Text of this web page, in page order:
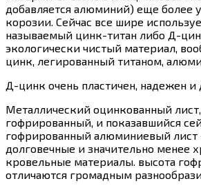
добавляется алюминий) еще более
корозии. Сейчас все шире
называемый цинк-титан либо Д-
экологически чистый материал,
цинк, легированный титаном,
Д-цинк очень пластичен, надежен и
Металлический оцинкованный
гофрированный, и показавшийся
гофрированный алюминиевый лист
долговечные и значительно менее
кровельные материалы. высота
отличаются громадным